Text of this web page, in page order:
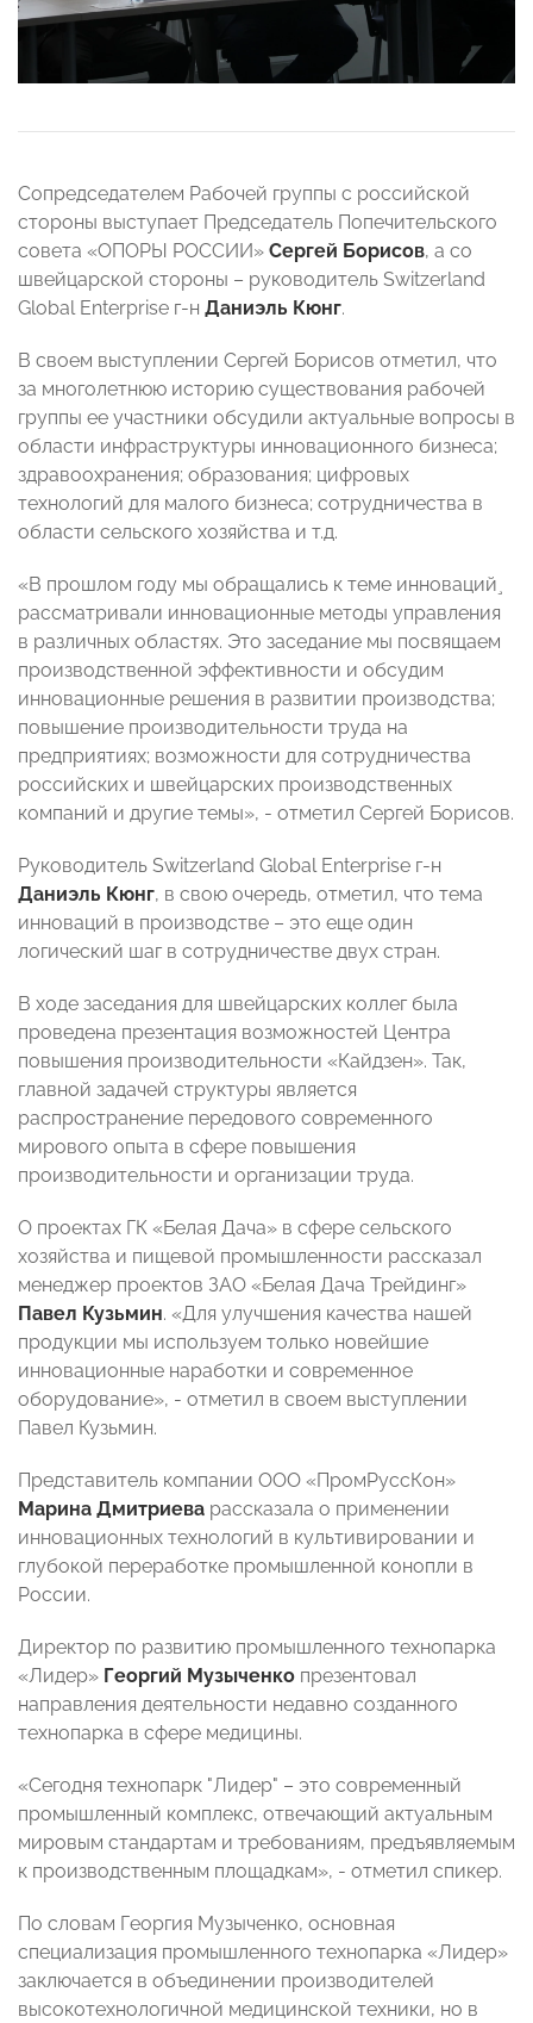
Сопредседателем Рабочей группы с российской
стороны выступает Председатель Попечительского
совета «ОПОРЫ РОССИИ» Сергей Борисов, а со
швейцарской стороны – руководитель Switzerland
Global Enterprise г-н Даниэль Кюнг.
В своем выступлении Сергей Борисов отметил, что
за многолетнюю историю существования рабочей
группы ее участники обсудили актуальные вопросы в
области инфраструктуры инновационного бизнеса;
здравоохранения; образования; цифровых
технологий для малого бизнеса; сотрудничества в
области сельского хозяйства и т.д.
«В прошлом году мы обращались к теме инноваций¸
рассматривали инновационные методы управления
в различных областях. Это заседание мы посвящаем
производственной эффективности и обсудим
инновационные решения в развитии производства;
повышение производительности труда на
предприятиях; возможности для сотрудничества
российских и швейцарских производственных
компаний и другие темы», - отметил Сергей Борисов.
Руководитель Switzerland Global Enterprise г-н
Даниэль Кюнг, в свою очередь, отметил, что тема
инноваций в производстве – это еще один
логический шаг в сотрудничестве двух стран.
В ходе заседания для швейцарских коллег была
проведена презентация возможностей Центра
повышения производительности «Кайдзен». Так,
главной задачей структуры является
распространение передового современного
мирового опыта в сфере повышения
производительности и организации труда.
О проектах ГК «Белая Дача» в сфере сельского
хозяйства и пищевой промышленности рассказал
менеджер проектов ЗАО «Белая Дача Трейдинг»
Павел Кузьмин. «Для улучшения качества нашей
продукции мы используем только новейшие
инновационные наработки и современное
оборудование», - отметил в своем выступлении
Павел Кузьмин.
Представитель компании ООО «ПромРуссКон»
Марина Дмитриева рассказала о применении
инновационных технологий в культивировании и
глубокой переработке промышленной конопли в
России.
Директор по развитию промышленного технопарка
«Лидер» Георгий Музыченко презентовал
направления деятельности недавно созданного
технопарка в сфере медицины.
«Сегодня технопарк "Лидер" – это современный
промышленный комплекс, отвечающий актуальным
мировым стандартам и требованиям, предъявляемым
к производственным площадкам», - отметил спикер.
По словам Георгия Музыченко, основная
специализация промышленного технопарка «Лидер»
заключается в объединении производителей
высокотехнологичной медицинской техники, но в